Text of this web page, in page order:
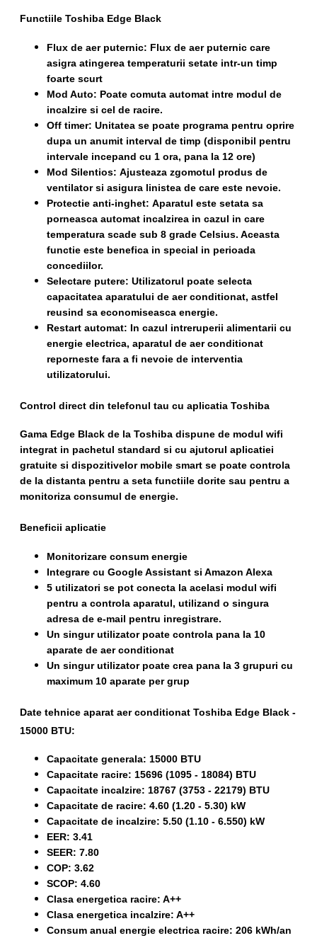
Functiile Toshiba Edge Black
Flux de aer puternic: Flux de aer puternic care
asigra atingerea temperaturii setate intr-un timp
foarte scurt
Mod Auto: Poate comuta automat intre modul de
incalzire si cel de racire.
Off timer: Unitatea se poate programa pentru oprire
dupa un anumit interval de timp (disponibil pentru
intervale incepand cu 1 ora, pana la 12 ore)
Mod Silentios: Ajusteaza zgomotul produs de
ventilator si asigura linistea de care este nevoie.
Protectie anti-inghet: Aparatul este setata sa
porneasca automat incalzirea in cazul in care
temperatura scade sub 8 grade Celsius. Aceasta
functie este benefica in special in perioada
concediilor.
Selectare putere: Utilizatorul poate selecta
capacitatea aparatului de aer conditionat, astfel
reusind sa economiseasca energie.
Restart automat: In cazul intreruperii alimentarii cu
energie electrica, aparatul de aer conditionat
reporneste fara a fi nevoie de interventia
utilizatorului.
Control direct din telefonul tau cu aplicatia Toshiba
Gama Edge Black de la Toshiba dispune de modul wifi
integrat in pachetul standard si cu ajutorul aplicatiei
gratuite si dispozitivelor mobile smart se poate controla
de la distanta pentru a seta functiile dorite sau pentru a
monitoriza consumul de energie.
Beneficii aplicatie
Monitorizare consum energie
Integrare cu Google Assistant si Amazon Alexa
5 utilizatori se pot conecta la acelasi modul wifi
pentru a controla aparatul, utilizand o singura
adresa de e-mail pentru inregistrare.
Un singur utilizator poate controla pana la 10
aparate de aer conditionat
Un singur utilizator poate crea pana la 3 grupuri cu
maximum 10 aparate per grup
Date tehnice aparat aer conditionat Toshiba Edge Black -
15000 BTU:
Capacitate generala: 15000 BTU
Capacitate racire: 15696 (1095 - 18084) BTU
Capacitate incalzire: 18767 (3753 - 22179) BTU
Capacitate de racire: 4.60 (1.20 - 5.30) kW
Capacitate de incalzire: 5.50 (1.10 - 6.550) kW
EER: 3.41
SEER: 7.80
COP: 3.62
SCOP: 4.60
Clasa energetica racire: A++
Clasa energetica incalzire: A++
Consum anual energie electrica racire: 206 kWh/an